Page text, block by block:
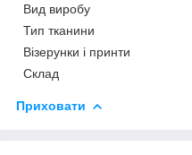
Вид виробу
Тип тканини
Візерунки і принти
Склад
Приховати